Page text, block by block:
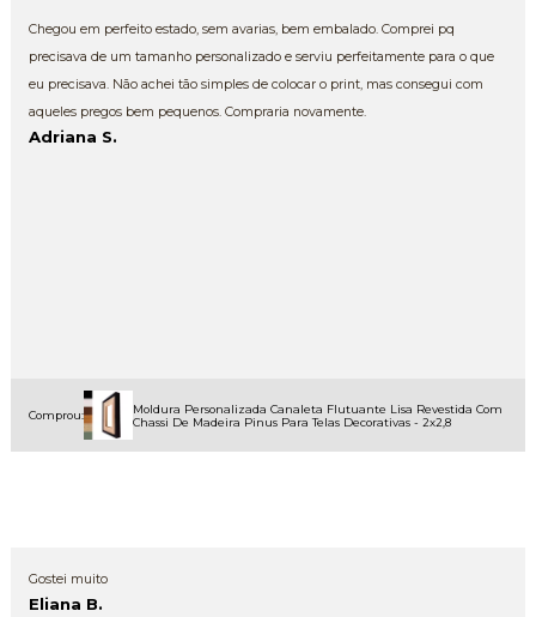
Chegou em perfeito estado, sem avarias, bem embalado. Comprei pq
precisava de um tamanho personalizado e serviu perfeitamente para o que
eu precisava. Não achei tão simples de colocar o print, mas consegui com
aqueles pregos bem pequenos. Compraria novamente.
Adriana S.
Comprou:
Moldura Personalizada Canaleta Flutuante Lisa Revestida Com
Chassi De Madeira Pinus Para Telas Decorativas - 2x2,8
Gostei muito
Eliana B.